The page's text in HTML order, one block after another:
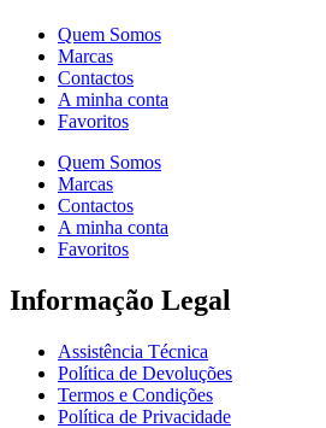
Quem Somos
Marcas
Contactos
A minha conta
Favoritos
Quem Somos
Marcas
Contactos
A minha conta
Favoritos
Informação Legal
Assistência Técnica
Política de Devoluções
Termos e Condições
Política de Privacidade